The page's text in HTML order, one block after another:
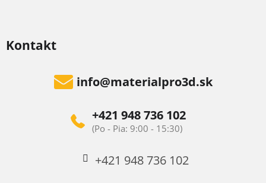
Kontakt
info@materialpro3d.sk
+421 948 736 102
+421 948 736 102